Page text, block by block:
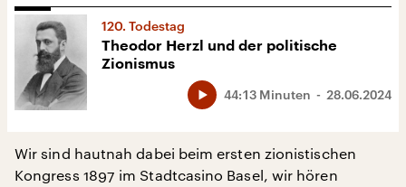
120. Todestag
Theodor Herzl und der politische
Zionismus
28.06.2024
44:13 Minuten
Wir sind hautnah dabei beim ersten zionistischen
Kongress 1897 im Stadtcasino Basel, wir hören